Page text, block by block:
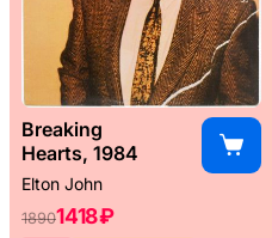
Breaking
Hearts, 1984
Elton John
18901418 ₽